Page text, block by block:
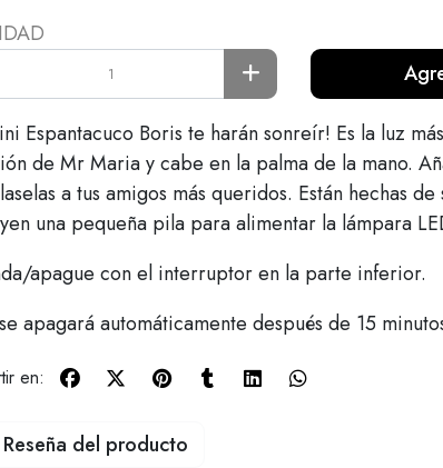
Espantacuco Boris te harán sonreír! Es la luz
de Mr Maria y cabe en la palma de la mano.
a tus amigos más queridos. Están hechas
una pequeña pila para alimentar la lámpara
apague con el interruptor en la parte inferior.
apagará automáticamente después de 15
en:
del producto